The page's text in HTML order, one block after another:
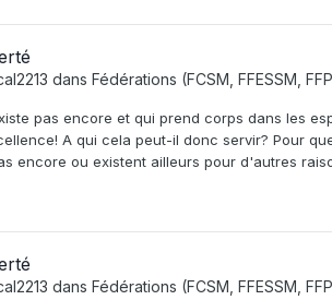
dans Fédérations (FCSM, FFESSM,
pas encore et qui prend corps dans les
A qui cela peut-il donc servir? Pour
encore ou existent ailleurs pour d'autres
dans Fédérations (FCSM, FFESSM,